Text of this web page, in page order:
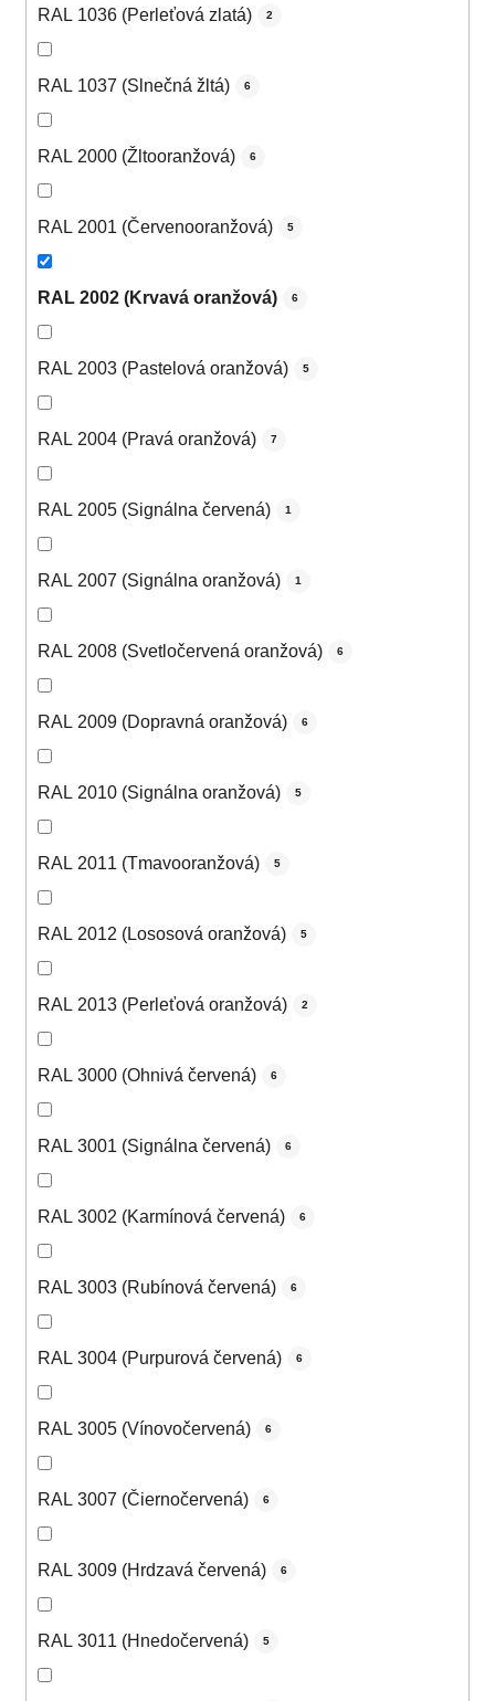
RAL 1036 (Perleťová zlatá) 2
RAL 1037 (Slnečná žltá) 6
RAL 2000 (Žltooranžová) 6
RAL 2001 (Červenooranžová) 5
RAL 2002 (Krvavá oranžová) 6
RAL 2003 (Pastelová oranžová) 5
RAL 2004 (Pravá oranžová) 7
RAL 2005 (Signálna červená) 1
RAL 2007 (Signálna oranžová) 1
RAL 2008 (Svetločervená oranžová) 6
RAL 2009 (Dopravná oranžová) 6
RAL 2010 (Signálna oranžová) 5
RAL 2011 (Tmavooranžová) 5
RAL 2012 (Lososová oranžová) 5
RAL 2013 (Perleťová oranžová) 2
RAL 3000 (Ohnivá červená) 6
RAL 3001 (Signálna červená) 6
RAL 3002 (Karmínová červená) 6
RAL 3003 (Rubínová červená) 6
RAL 3004 (Purpurová červená) 6
RAL 3005 (Vínovočervená) 6
RAL 3007 (Čiernočervená) 6
RAL 3009 (Hrdzavá červená) 6
RAL 3011 (Hnedočervená) 5